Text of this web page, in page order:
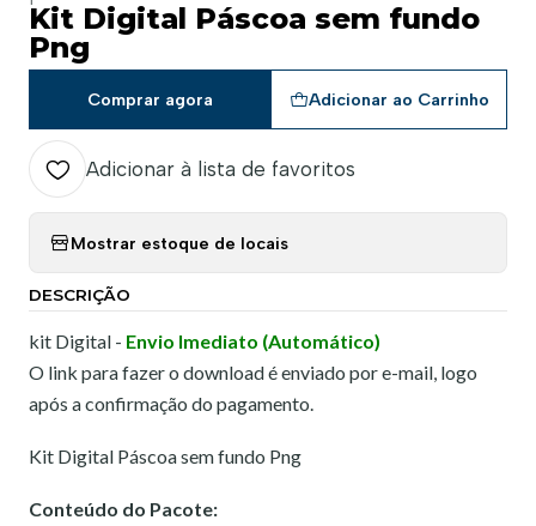
Kit Digital Páscoa sem fundo
Png
Adicionar ao Carrinho
Comprar agora
Adicionar à lista de favoritos
Mostrar estoque de locais
DESCRIÇÃO
kit Digital - Envio Imediato (Automático)
O link para fazer o download é enviado por e-mail, logo
após a confirmação do pagamento.
Kit Digital Páscoa sem fundo Png
Conteúdo do Pacote: